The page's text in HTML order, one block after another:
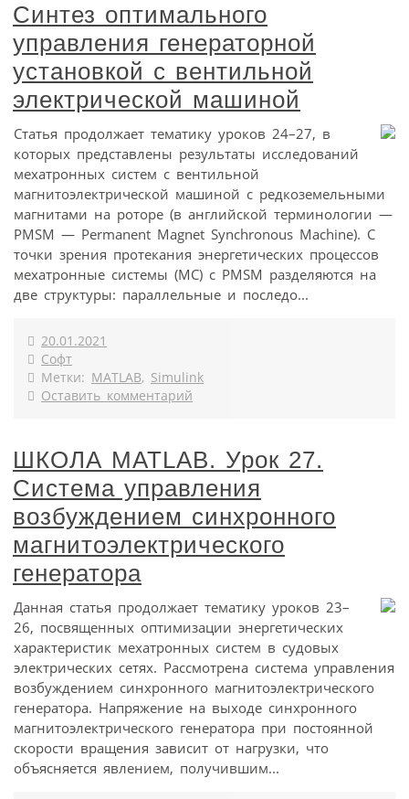
Синтез оптимального
управления генераторной
установкой с вентильной
электрической машиной
Статья продолжает тематику уроков 24–27, в
которых представлены результаты исследований
мехатронных систем с вентильной
магнитоэлектрической машиной с редкоземельными
магнитами на роторе (в английской терминологии —
PMSM — Permanent Magnet Synchronous Machine). С
точки зрения протекания энергетических процессов
мехатронные системы (МС) с PMSM разделяются на
две структуры: параллельные и последо...
20.01.2021
Софт
Метки: MATLAB, Simulink
Оставить комментарий
ШКОЛА MATLAB. Урок 27.
Система управления
возбуждением синхронного
магнитоэлектрического
генератора
Данная статья продолжает тематику уроков 23–
26, посвященных оптимизации энергетических
характеристик мехатронных систем в судовых
электрических сетях. Рассмотрена система управления
возбуждением синхронного магнитоэлектрического
генератора. Напряжение на выходе синхронного
магнитоэлектрического генератора при постоянной
скорости вращения зависит от нагрузки, что
объясняется явлением, получившим...